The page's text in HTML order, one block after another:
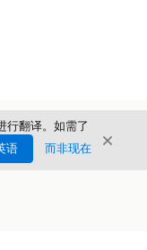
行翻译。如需了
语 而非现在 关闭